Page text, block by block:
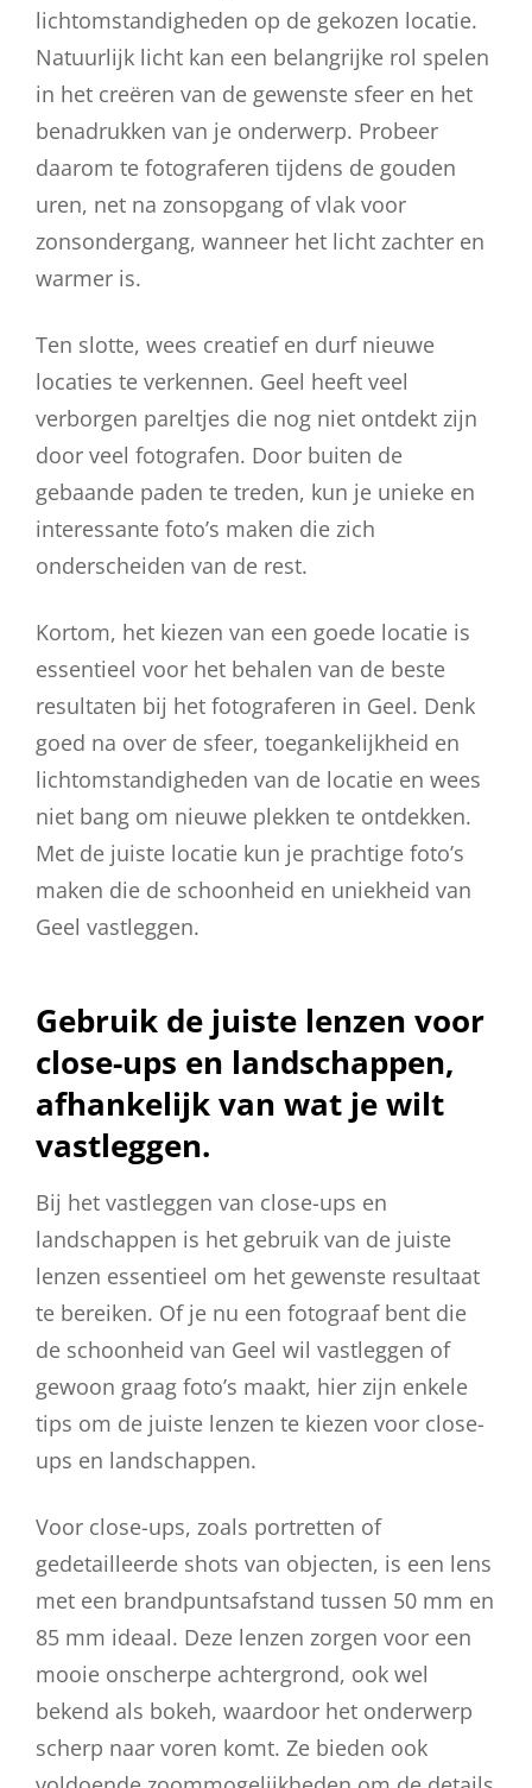
lichtomstandigheden op de gekozen locatie.
Natuurlijk licht kan een belangrijke rol spelen
in het creëren van de gewenste sfeer en het
benadrukken van je onderwerp. Probeer
daarom te fotograferen tijdens de gouden
uren, net na zonsopgang of vlak voor
zonsondergang, wanneer het licht zachter en
warmer is.
Ten slotte, wees creatief en durf nieuwe
locaties te verkennen. Geel heeft veel
verborgen pareltjes die nog niet ontdekt zijn
door veel fotografen. Door buiten de
gebaande paden te treden, kun je unieke en
interessante foto’s maken die zich
onderscheiden van de rest.
Kortom, het kiezen van een goede locatie is
essentieel voor het behalen van de beste
resultaten bij het fotograferen in Geel. Denk
goed na over de sfeer, toegankelijkheid en
lichtomstandigheden van de locatie en wees
niet bang om nieuwe plekken te ontdekken.
Met de juiste locatie kun je prachtige foto’s
maken die de schoonheid en uniekheid van
Geel vastleggen.
Gebruik de juiste lenzen voor
close-ups en landschappen,
afhankelijk van wat je wilt
vastleggen.
Bij het vastleggen van close-ups en
landschappen is het gebruik van de juiste
lenzen essentieel om het gewenste resultaat
te bereiken. Of je nu een fotograaf bent die
de schoonheid van Geel wil vastleggen of
gewoon graag foto’s maakt, hier zijn enkele
tips om de juiste lenzen te kiezen voor close-
ups en landschappen.
Voor close-ups, zoals portretten of
gedetailleerde shots van objecten, is een lens
met een brandpuntsafstand tussen 50 mm en
85 mm ideaal. Deze lenzen zorgen voor een
mooie onscherpe achtergrond, ook wel
bekend als bokeh, waardoor het onderwerp
scherp naar voren komt. Ze bieden ook